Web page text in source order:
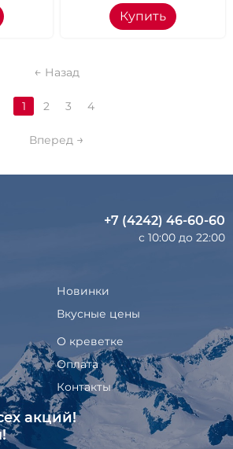
Купить
Назад
1 2 3 4
Вперед
+7 (4242) 46-60-60
с 10:00 до 22:00
Новинки
Вкусные цены
О креветке
Оплата
Контакты
акций!